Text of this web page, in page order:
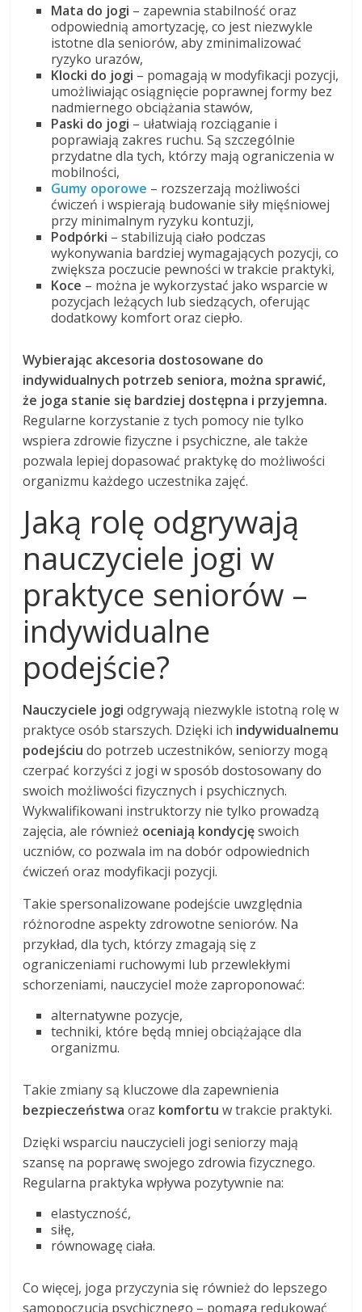
Mata do jogi – zapewnia stabilność oraz
odpowiednią amortyzację, co jest niezwykle
istotne dla seniorów, aby zminimalizować
ryzyko urazów,
Klocki do jogi – pomagają w modyfikacji pozycji,
umożliwiając osiągnięcie poprawnej formy bez
nadmiernego obciążania stawów,
Paski do jogi – ułatwiają rozciąganie i
poprawiają zakres ruchu. Są szczególnie
przydatne dla tych, którzy mają ograniczenia w
mobilności,
Gumy oporowe – rozszerzają możliwości
ćwiczeń i wspierają budowanie siły mięśniowej
przy minimalnym ryzyku kontuzji,
Podpórki – stabilizują ciało podczas
wykonywania bardziej wymagających pozycji, co
zwiększa poczucie pewności w trakcie praktyki,
Koce – można je wykorzystać jako wsparcie w
pozycjach leżących lub siedzących, oferując
dodatkowy komfort oraz ciepło.
Wybierając akcesoria dostosowane do
indywidualnych potrzeb seniora, można sprawić,
że joga stanie się bardziej dostępna i przyjemna.
Regularne korzystanie z tych pomocy nie tylko
wspiera zdrowie fizyczne i psychiczne, ale także
pozwala lepiej dopasować praktykę do możliwości
organizmu każdego uczestnika zajęć.
Jaką rolę odgrywają
nauczyciele jogi w
praktyce seniorów –
indywidualne
podejście?
Nauczyciele jogi odgrywają niezwykle istotną rolę w
praktyce osób starszych. Dzięki ich indywidualnemu
podejściu do potrzeb uczestników, seniorzy mogą
czerpać korzyści z jogi w sposób dostosowany do
swoich możliwości fizycznych i psychicznych.
Wykwalifikowani instruktorzy nie tylko prowadzą
zajęcia, ale również oceniają kondycjęswoich
uczniów, co pozwala im na dobór odpowiednich
ćwiczeń oraz modyfikacji pozycji.
Takie spersonalizowane podejście uwzględnia
różnorodne aspekty zdrowotne seniorów. Na
przykład, dla tych, którzy zmagają się z
ograniczeniami ruchowymi lub przewlekłymi
schorzeniami, nauczyciel może zaproponować:
alternatywne pozycje,
techniki, które będą mniej obciążające dla
organizmu.
Takie zmiany są kluczowe dla zapewnienia
bezpieczeństwa oraz komfortu w trakcie praktyki.
Dzięki wsparciu nauczycieli jogi seniorzy mają
szansę na poprawę swojego zdrowia fizycznego.
Regularna praktyka wpływa pozytywnie na:
elastyczność,
siłę,
równowagę ciała.
Co więcej, joga przyczynia się również do lepszego
samopoczucia psychicznego – pomaga redukować